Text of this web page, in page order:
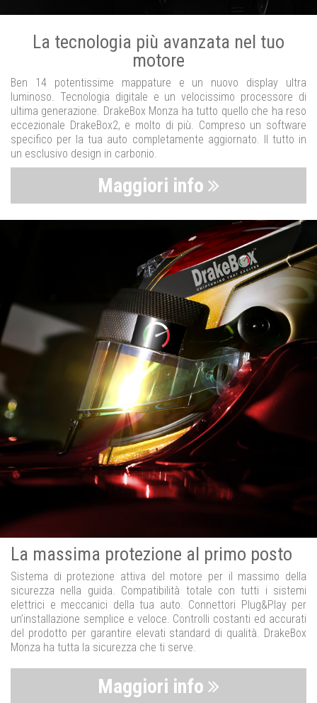
La tecnologia più avanzata nel tuo
motore
Ben 14 potentissime mappature e un nuovo display ultra
luminoso. Tecnologia digitale e un velocissimo processore di
ultima generazione. DrakeBox Monza ha tutto quello che ha reso
eccezionale DrakeBox2, e molto di più. Compreso un software
specifico per la tua auto completamente aggiornato. Il tutto in
un esclusivo design in carbonio.
Maggiori info
La massima protezione al primo posto
Sistema di protezione attiva del motore per il massimo della
sicurezza nella guida. Compatibilità totale con tutti i sistemi
elettrici e meccanici della tua auto. Connettori Plug&Play per
un’installazione semplice e veloce. Controlli costanti ed accurati
del prodotto per garantire elevati standard di qualità. DrakeBox
Monza ha tutta la sicurezza che ti serve.
Maggiori info